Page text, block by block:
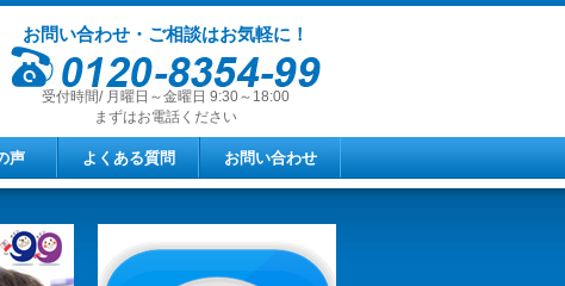
お問い合わせ・ご相談はお気軽に！
受付時間/ 月曜日～金曜日 9:30～18:00
まずはお電話ください
声 よくある質問 お問い合わせ